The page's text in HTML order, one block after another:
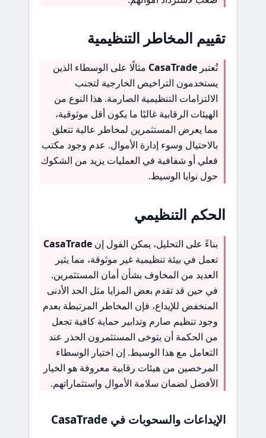
تقييم المخاطر التنظيمية
تُعتبر CasaTrade مثالًا على الوسطاء الذين
يستخدمون التراخيص الخارجية لتجنب
الالتزامات التنظيمية الصارمة. هذا النوع من
الهيئات الرقابية غالبًا ما يكون أقل موثوقية،
مما يعرض المستثمرين لمخاطر عالية تتعلق
بالاحتيال وسوء إدارة الأموال. عدم وجود مكتب
فعلي أو شفافية في العمليات يزيد من الشكوك
حول نوايا الوسيط.
الحكم التنظيمي
بناءً على التحليل، يمكن القول إن CasaTrade
تعمل في بيئة تنظيمية غير موثوقة، مما يثير
العديد من المخاوف بشأن أمان المستثمرين.
في حين قد تقدم بعض المزايا مثل الحد الأدنى
المنخفض للإيداع، فإن المخاطر المرتبطة بعدم
وجود تنظيم صارم وتدابير حماية كافية تجعل
من الحكمة أن يتوخى المستثمرون الحذر عند
التعامل مع هذا الوسيط. إن اختيار الوسطاء
المرخصين من هيئات رقابية معروفة هو الخيار
الأفضل لضمان سلامة الأموال واستثماراتهم.
الإيداعات والسحوبات في CasaTrade